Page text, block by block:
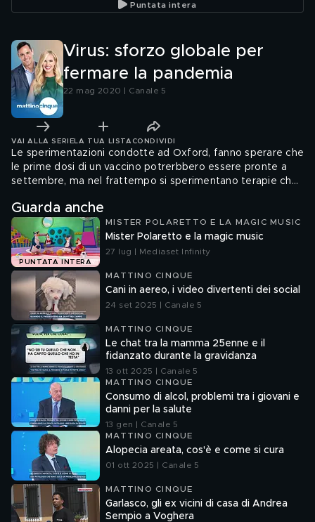
Puntata intera
Virus: sforzo globale per
fermare la pandemia
22 mag 2020 | Canale 5
VAI ALLA SERIE LA TUA LISTA CONDIVIDI
Le sperimentazioni condotte ad Oxford, fanno sperare che
le prime dosi di un vaccino potrerbbero essere pronte a
settembre, ma nel frattempo si sperimentano terapie che
Guarda anche
PUNTATA INTERA
MISTER POLARETTO E LA MAGIC MUSIC
Mister Polaretto e la magic music
27 lug | Mediaset Infinity
MATTINO CINQUE
Cani in aereo, i video divertenti dei social
24 set 2025 | Canale 5
MATTINO CINQUE
Le chat tra la mamma 25enne e il
fidanzato durante la gravidanza
13 ott 2025 | Canale 5
MATTINO CINQUE
Consumo di alcol, problemi tra i giovani e
danni per la salute
13 gen | Canale 5
MATTINO CINQUE
Alopecia areata, cos'è e come si cura
01 ott 2025 | Canale 5
MATTINO CINQUE
Garlasco, gli ex vicini di casa di Andrea
Sempio a Voghera